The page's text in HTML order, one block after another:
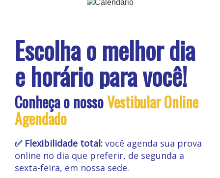
Escolha o melhor dia
e horário para você!
Conheça o nossoVestibular Online
Agendado
✅ Flexibilidade total: você agenda sua prova
online no dia que preferir, de segunda a
sexta-feira, em nossa sede.